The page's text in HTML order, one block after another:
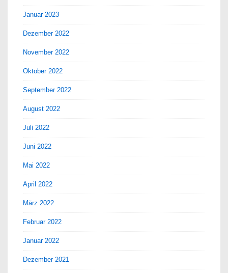
Januar 2023
Dezember 2022
November 2022
Oktober 2022
September 2022
August 2022
Juli 2022
Juni 2022
Mai 2022
April 2022
März 2022
Februar 2022
Januar 2022
Dezember 2021